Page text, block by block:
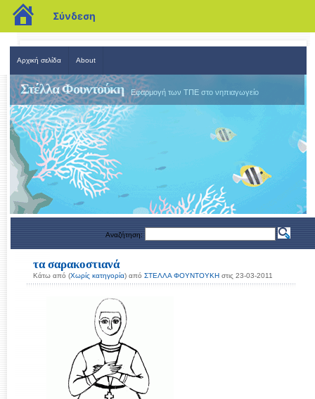
blogs.sch.gr
Σύνδεση
Αρχική σελίδα About
Στέλλα Φουντούκη Εφαρμογή των ΤΠΕ στο νηπιαγωγείο
Αναζήτηση:
τα σαρακοστιανά
Κάτω από (Χωρίς κατηγορία) από ΣΤEΛΛΑ ΦΟΥΝΤΟΥΚΗ στις 23-03-2011